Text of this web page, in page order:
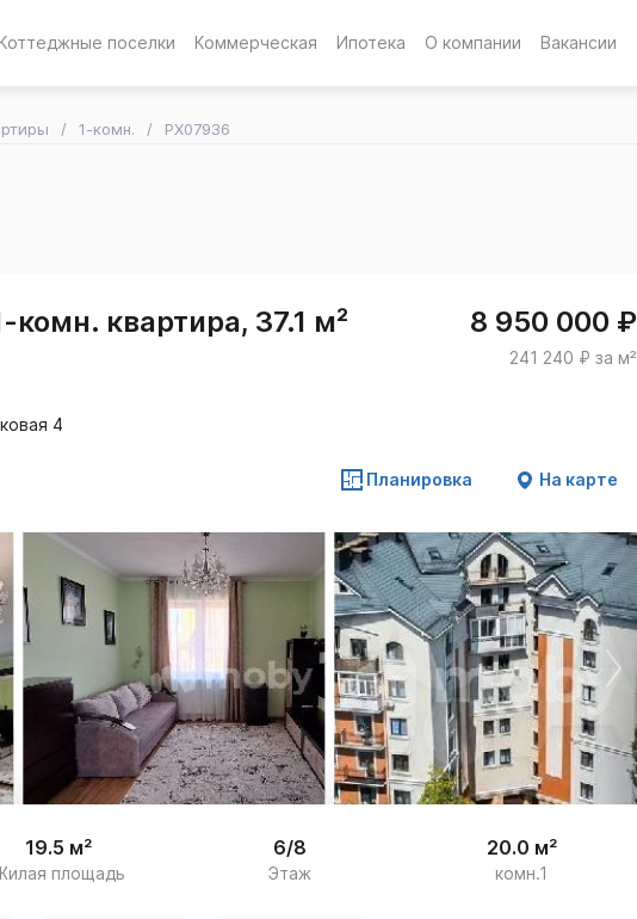
Коттеджные поселки Коммерческая Ипотека О компании Вакансии
1-комн. PX07936
комн. квартира, 37.1 м² 8 950 000 ₽
241 240 ₽ за м²
4
Планировка На карте
1
/
34
19.5 м²
площадь
6/8
Этаж
20.0 м²
комн.1